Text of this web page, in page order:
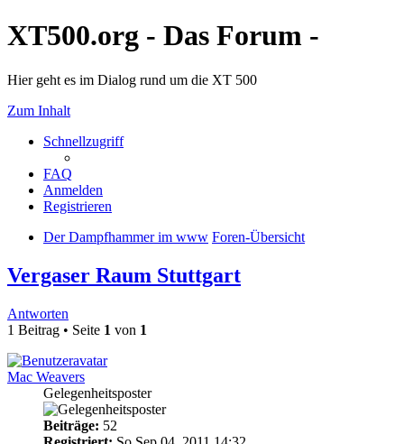
XT500.org - Das Forum -
Hier geht es im Dialog rund um die XT 500
Zum Inhalt
Schnellzugriff
FAQ
Anmelden
Registrieren
Der Dampfhammer im www Foren-Übersicht
Vergaser Raum Stuttgart
Antworten
1 Beitrag • Seite 1 von 1
Mac Weavers
Gelegenheitsposter
Beiträge: 52